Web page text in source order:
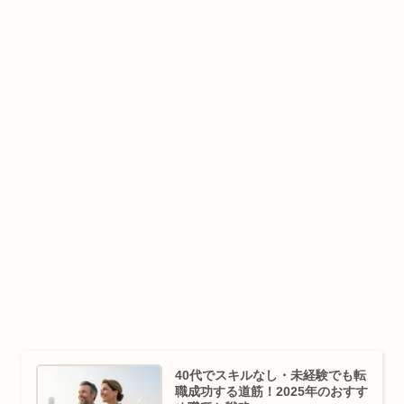
40代でスキルなし・未経験でも転
職成功する道筋！2025年のおすす